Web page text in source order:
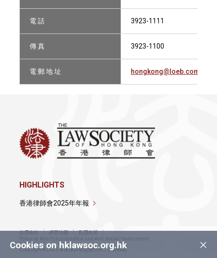
電 話 3923-1111
傳 真 3923-1100
電 郵 地 址 hongkong@loeb.com
×
Cookies on hklawsoc.org.hk
HIGHLIGHTS
香港律師會2025年年報
使用條款 網頁地圖
私隱政策
Policy on Anti-Discrimination and Anti-Sexual Harassment
Copyright © 2026 香港律師會版權所有，不得轉載